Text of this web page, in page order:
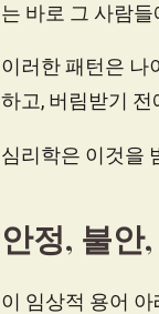
는 바로 그 사람
이러한 패턴은 나
하고, 버림받기
심리학은 이것을
안정, 불안
이 임상적 용어